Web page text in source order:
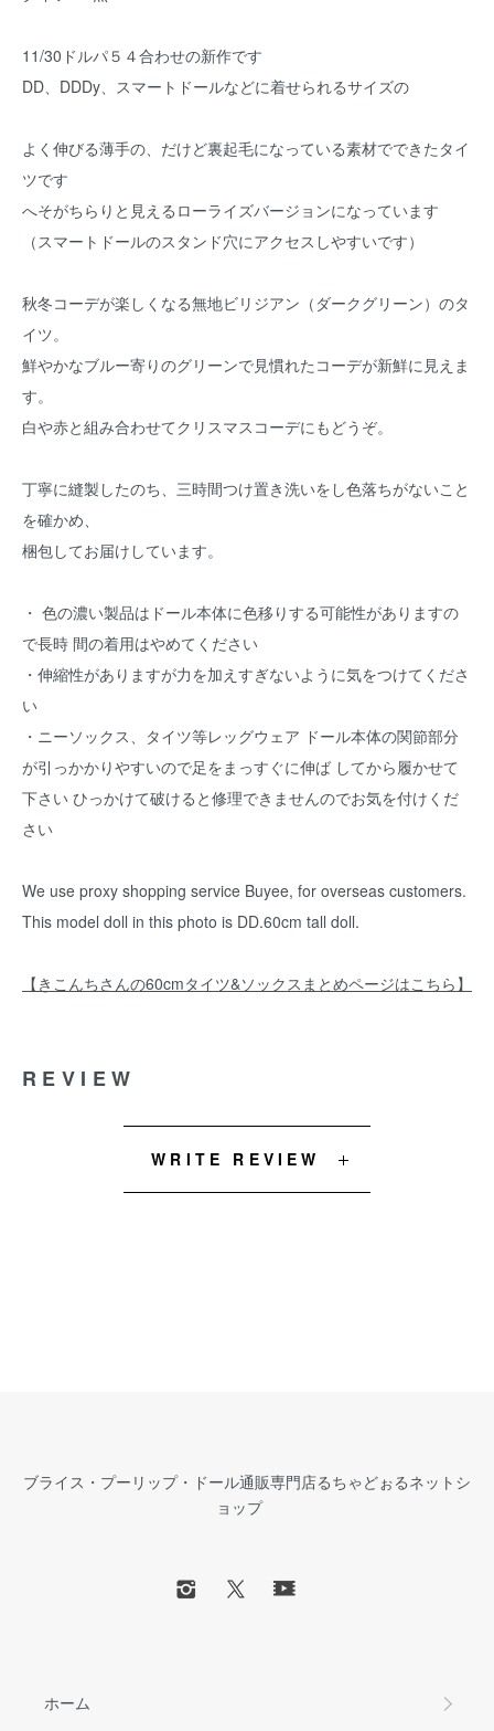
11/30ドルパ５４合わせの新作です
DD、DDDy、スマートドールなどに着せられるサイズの
よく伸びる薄手の、だけど裏起毛になっている素材でできたタイ
ツです
へそがちらりと見えるローライズバージョンになっています
（スマートドールのスタンド穴にアクセスしやすいです）
秋冬コーデが楽しくなる無地ビリジアン（ダークグリーン）のタ
イツ。
鮮やかなブルー寄りのグリーンで見慣れたコーデが新鮮に見えま
す。
白や赤と組み合わせてクリスマスコーデにもどうぞ。
丁寧に縫製したのち、三時間つけ置き洗いをし色落ちがないこと
を確かめ、
梱包してお届けしています。
・ 色の濃い製品はドール本体に色移りする可能性がありますの
で長時 間の着用はやめてください
・伸縮性がありますが力を加えすぎないように気をつけてくださ
い
・ニーソックス、タイツ等レッグウェア ドール本体の関節部分
が引っかかりやすいので足をまっすぐに伸ば してから履かせて
下さい ひっかけて破けると修理できませんのでお気を付けくだ
さい
We use proxy shopping service Buyee, for overseas customers.
This model doll in this photo is DD.60cm tall doll.
【きこんちさんの60cmタイツ&ソックスまとめページはこちら】
REVIEW
WRITE REVIEW
ブライス・プーリップ・ドール通販専門店るちゃどぉるネットシ
ョップ
ホーム